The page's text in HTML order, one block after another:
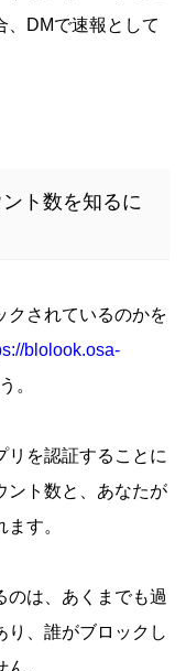
、DMで速報として
ト数を知るに
クされているのかを
blolook.osa-
。
リを認証することに
ント数と、あなたが
す。
のは、あくまでも過
り、誰がブロックし
。